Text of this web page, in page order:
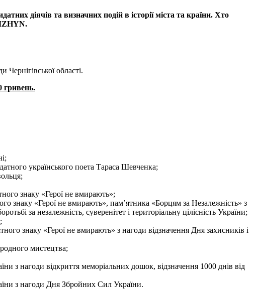
діячів та визначних подій в історії міста та країни. Хто
Чернігівської області.
гривень.
українського поета Тараса Шевченка;
знаку «Герої не вмирають»;
знаку «Герої не вмирають», пам’ятника «Борцям за Незалежність» з
за незалежність, суверенітет і територіальну цілісність України;
знаку «Герої не вмирають» з нагоди відзначення Дня захисників і
мистецтва;
з нагоди відкриття меморіальних дошок, відзначення 1000 днів від
з нагоди Дня Збройних Сил України.